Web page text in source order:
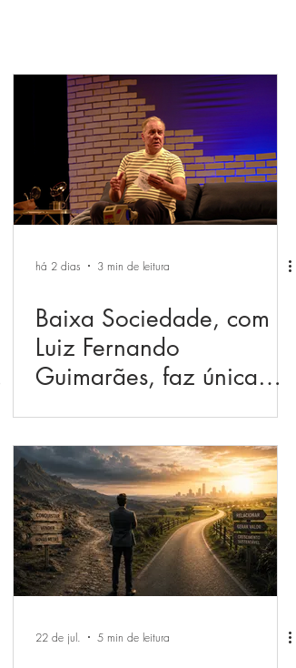
há 2 dias 3 min de leitura
Baixa Sociedade, com
Luiz Fernando
Guimarães, faz única
agosto
22 de jul. 5 min de leitura